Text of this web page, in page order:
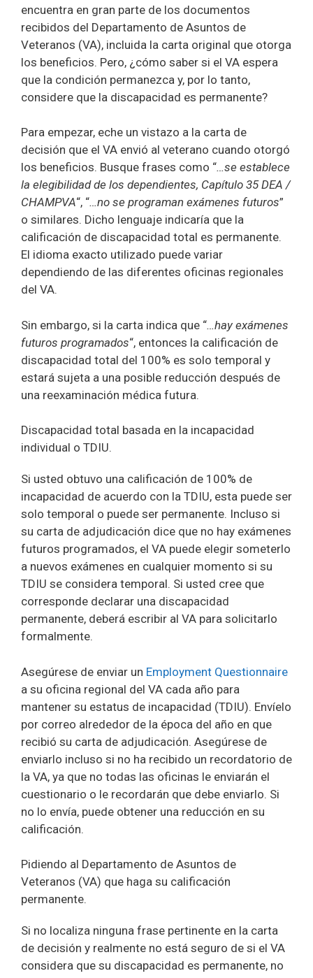
encuentra en gran parte de los documentos
recibidos del Departamento de Asuntos de
Veteranos (VA), incluida la carta original que otorga
los beneficios. Pero, ¿cómo saber si el VA espera
que la condición permanezca y, por lo tanto,
considere que la discapacidad es permanente?
Para empezar, eche un vistazo a la carta de
decisión que el VA envió al veterano cuando otorgó
los beneficios. Busque frases como “…se establece
la elegibilidad de los dependientes, Capítulo 35 DEA /
CHAMPVA“, “…no se programan exámenes futuros”
o similares. Dicho lenguaje indicaría que la
calificación de discapacidad total es permanente.
El idioma exacto utilizado puede variar
dependiendo de las diferentes oficinas regionales
del VA.
Sin embargo, si la carta indica que “…hay exámenes
futuros programados“, entonces la calificación de
discapacidad total del 100% es solo temporal y
estará sujeta a una posible reducción después de
una reexaminación médica futura.
Discapacidad total basada en la incapacidad
individual o TDIU.
Si usted obtuvo una calificación de 100% de
incapacidad de acuerdo con la TDIU, esta puede ser
solo temporal o puede ser permanente. Incluso si
su carta de adjudicación dice que no hay exámenes
futuros programados, el VA puede elegir someterlo
a nuevos exámenes en cualquier momento si su
TDIU se considera temporal. Si usted cree que
corresponde declarar una discapacidad
permanente, deberá escribir al VA para solicitarlo
formalmente.
Asegúrese de enviar un Employment Questionnaire
a su oficina regional del VA cada año para
mantener su estatus de incapacidad (TDIU). Envíelo
por correo alrededor de la época del año en que
recibió su carta de adjudicación. Asegúrese de
enviarlo incluso si no ha recibido un recordatorio de
la VA, ya que no todas las oficinas le enviarán el
cuestionario o le recordarán que debe enviarlo. Si
no lo envía, puede obtener una reducción en su
calificación.
Pidiendo al Departamento de Asuntos de
Veteranos (VA) que haga su calificación
permanente.
Si no localiza ninguna frase pertinente en la carta
de decisión y realmente no está seguro de si el VA
considera que su discapacidad es permanente, no